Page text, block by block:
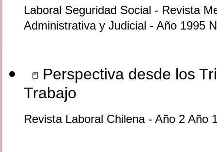
Laboral Seguridad Social - Revista
Administrativa y Judicial - Año 1995
Perspectiva desde los
Trabajo
Revista Laboral Chilena - Año 2 Año